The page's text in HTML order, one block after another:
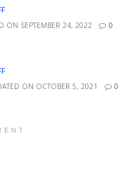
ON SEPTEMBER 24, 2022
0
ON OCTOBER 5, 2021
0